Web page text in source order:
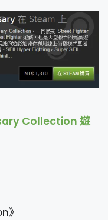
Collection 遊
》